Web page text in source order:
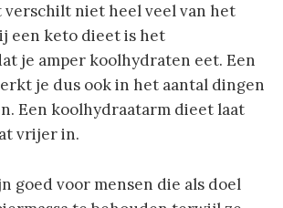
verschilt niet heel veel van het
een keto dieet is het
je amper koolhydraten eet. Een
je dus ook in het aantal dingen
Een koolhydraatarm dieet laat
vrijer in.
goed voor mensen die als doel